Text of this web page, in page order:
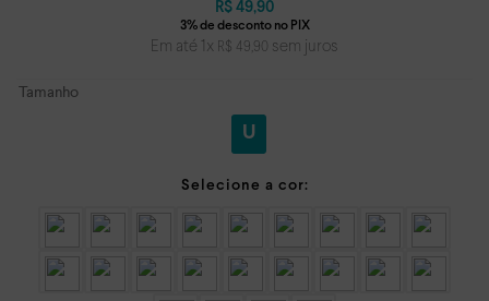
R$ 49,90
Em até x R$ 49,90 sem juros
Tamanho
U